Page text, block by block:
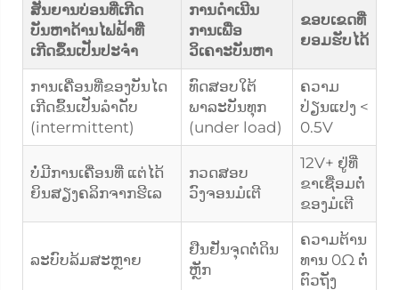
ສັນຍານບ່ອນທີ່ເກີດ
ບັນຫາດ້ານໄຟຟ້າທີ່
ເກີດຂຶ້ນເປັນປະຈຳ
ການດຳເນີນ
ການເພື່ອ
ວິເຄາະບັນຫາ
ຂອບເຂດທີ່
ຍອມຮັບໄດ້
ການເຄື່ອນທີ່ຂອງບັນໄດ
ເກີດຂຶ້ນເປັນລຳດັບ
(intermittent)
ທົດສອບໃຕ້
ພາລະບັນທຸກ
(under load)
ຄວາມ
ປ່ຽນແປງ <
0.5V
ບໍ່ມີການເຄື່ອນທີ່ ແຕ່ໄດ້
ຍິນສຽງຄລິກຈາກຮີເລ
ກວດສອບ
ວົງຈອນມໍເຕີ
12V+ ຢູ່ທີ່
ຂາເຊື່ອມຕໍ່
ຂອງມໍເຕີ
ລະບົບລ້ມສະຫຼາຍ
ຢືນຢັນຈຸດຕໍ່ດິນ
ຫຼັກ
ຄວາມຕ້ານ
ທານ 0Ω ຕໍ່
ຕົວຖັງ